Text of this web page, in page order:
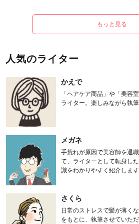
もっと見る
人気のライター
かえで
「ヘアケア商品」や「美容
ライター。楽しみながら執
メガネ
手荒れが原因で美容師を退
て、ライターとして転身し
識をわかりやすく紹介します
さくら
日常のストレスで髪が薄く
をもとに、執筆させていただ